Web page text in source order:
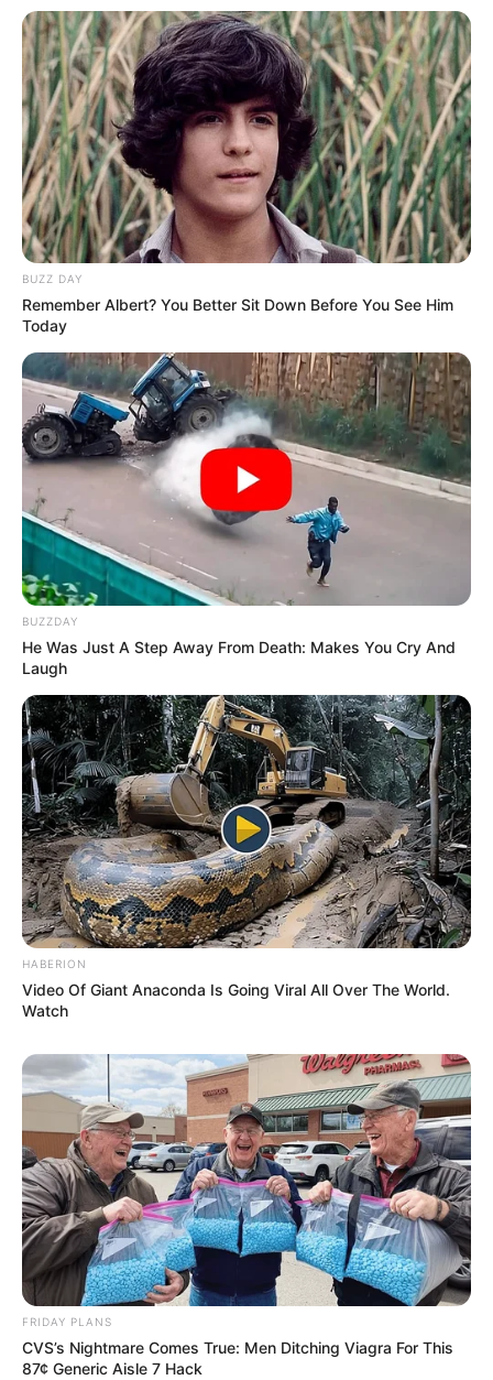
BUZZ DAY
Remember Albert? You Better Sit Down Before You See Him
Today
BUZZDAY
He Was Just A Step Away From Death: Makes You Cry And
Laugh
HABERION
Video Of Giant Anaconda Is Going Viral All Over The World.
Watch
FRIDAY PLANS
CVS’s Nightmare Comes True: Men Ditching Viagra For This
87¢ Generic Aisle 7 Hack